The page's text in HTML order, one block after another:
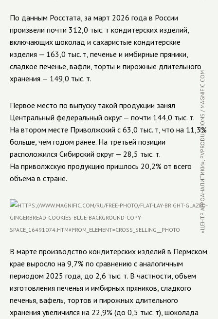
По данным Росстата, за март 2026 года в России
произвели почти 312,0 тыс. т кондитерских изделий,
включающих шоколад и сахаристые кондитерские
изделия — 163,0 тыс. т, печенье и имбирные пряники,
сладкое печенье, вафли, торты и пирожные длительного
хранения — 149,0 тыс. т.
Первое место по выпуску такой продукции занял
Центральный федеральный округ — почти 144,0 тыс. т.
На втором месте Приволжский с 63,0 тыс. т, что на 11,3%
больше, чем годом ранее. На третьей позиции
расположился Сибирский округ — 28,5 тыс. т.
На приволжскую продукцию пришлось 20,2% от всего
объема в стране.
«ЦЕНТР АГРОАНАЛИТИКИ», PVPRODUCTIONS / MAGNIFIC.COM
В марте производство кондитерских изделий в Пермском
крае выросло на 9,7% по сравнению с аналогичным
периодом 2025 года, до 2,6 тыс. т. В частности, объем
изготовления печенья и имбирных пряников, сладкого
печенья, вафель, тортов и пирожных длительного
хранения увеличился на 22,9% (до 0,5 тыс. т), шоколада